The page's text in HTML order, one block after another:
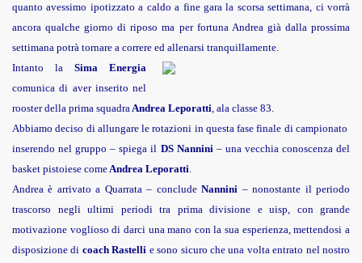
quanto avessimo ipotizzato a caldo a fine gara la scorsa settimana, ci vorrà
ancora qualche giorno di riposo ma per fortuna Andrea già dallaprossima
settimana potrà tornare a correre ed allenarsi tranquillamente.
Intanto la Sima Energia
comunica di aver inserito nel
rooster della prima squadraAndrea Leporatti, ala classe 83.
Abbiamo deciso di allungare le rotazioni in questa fase finale di campionato
inserendo nel gruppo – spiega il DS Nannini– una vecchia conoscenza del
basket pistoiese comeAndrea Leporatti.
Andrea è arrivato a Quarrata – concludeNannini – nonostante il periodo
trascorso negli ultimi periodi tra prima divisione e uisp, con grande
motivazione voglioso di darci una mano con la sua esperienza, mettendosi a
disposizione di coach Rastelli e sono sicuro che una volta entrato nel nostro